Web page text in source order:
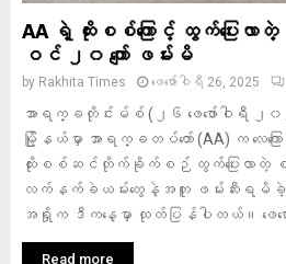
AA ရဲ့ ထိုးစစ်ကြောင့် ထွက်ပြေး
ဝင် ၂၀ ကျော် ဖမ်းမိ
by Rakhita Times ဖေ‌ဖော်ဝါရီ 26, 2025
အာရက္ခတိုင်းမ်စ် (၂၆ ဖေဖော်ဝါရီ ၂
မြို့နယ်မှာ အာရက္ခတပ်တော် (AA) က လေက
ထိုးစစ်ဆင်တိုက်ခိုက်စဉ် ထွက်ပြေးလာတဲ့
လက်နက်ခဲယမ်းတွေနဲ့အတူ ဖမ်းဆီးရမိခဲ့
အရှိုက ဒီကနေ့မှာ ထုတ်ပြန်ပါတယ်။ ဖေဖ
Read more